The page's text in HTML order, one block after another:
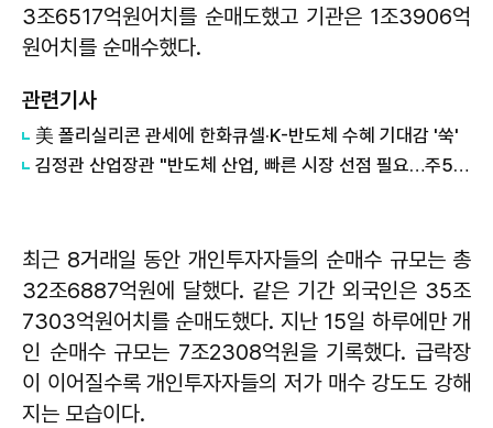
3조6517억원어치를 순매도했고 기관은 1조3906억
원어치를 순매수했다.
관련기사
美 폴리실리콘 관세에 한화큐셀·K-반도체 수혜 기대감 '쑥'
김정관 산업장관 "반도체 산업, 빠른 시장 선점 필요…주52시간제 손봐야"
최근 8거래일 동안 개인투자자들의 순매수 규모는 총
32조6887억원에 달했다. 같은 기간 외국인은 35조
7303억원어치를 순매도했다. 지난 15일 하루에만 개
인 순매수 규모는 7조2308억원을 기록했다. 급락장
이 이어질수록 개인투자자들의 저가 매수 강도도 강해
지는 모습이다.